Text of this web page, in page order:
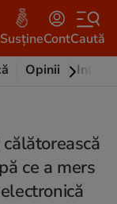
SusțineContCaută
Opinii
ce a mers